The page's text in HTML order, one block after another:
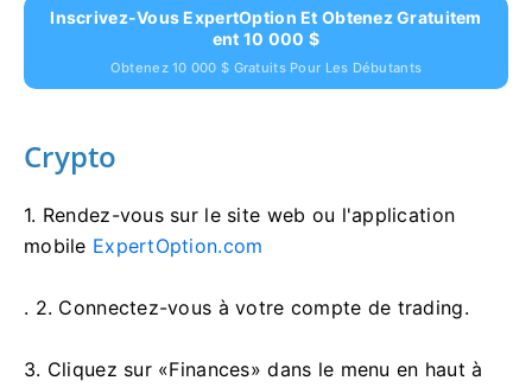
Inscrivez-Vous ExpertOption Et Obtenez Gratuitem
Ent 10 000 $
Obtenez 10 000 $ Gratuits Pour Les Débutants
Crypto
1. Rendez-vous sur le site web ou l'application
mobile ExpertOption.com
. 2. Connectez-vous à votre compte de trading.
3. Cliquez sur «Finances» dans le menu en haut à